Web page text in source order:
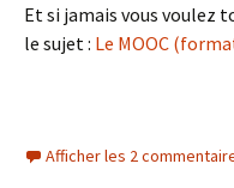
Et si jamais vous voulez
le sujet : Le MOOC
Afficher les 2